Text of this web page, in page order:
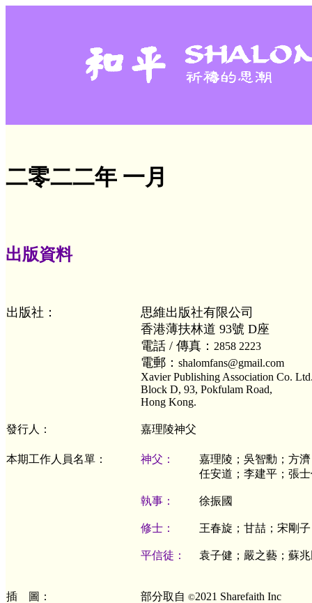
二零二二年 一月
出版資料
出版社：
思維出版社有限公司
香港薄扶林道 93號 D座
電話 / 傳真： 2858 2223
電郵： shalomfans@gmail.com
Xavier Publishing Association Co.
Block D, 93, Pokfulam Road,
Hong Kong.
發行人： 嘉理陵神父
本期工作人員名單： 神父：
嘉理陵；吳智勳；方
任安道；李建平；張
執事： 徐振國
修士： 王春旋；甘喆；宋剛
平信徒： 袁子健；嚴之藝；蘇
插 圖： 部分取自 ©2021 Sharefaith Inc